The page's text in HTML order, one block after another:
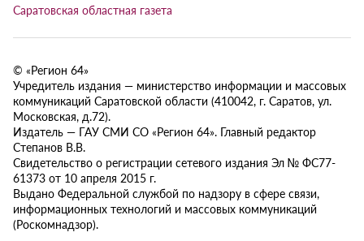
Саратовская областная газета
© «Регион 64»
Учредитель издания — министерство информации и массовых
коммуникаций Саратовской области (410042, г. Саратов, ул.
Московская, д.72).
Издатель — ГАУ СМИ СО «Регион 64». Главный редактор
Степанов В.В.
Свидетельство о регистрации сетевого издания Эл № ФС77-
61373 от 10 апреля 2015 г.
Выдано Федеральной службой по надзору в сфере связи,
информационных технологий и массовых коммуникаций
(Роскомнадзор).